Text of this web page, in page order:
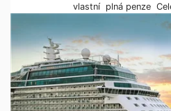
vlastní plná penze